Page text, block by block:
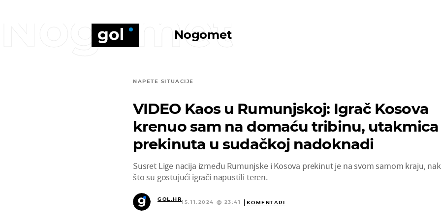
Nogomet
Nogomet
NAPETE SITUACIJE
VIDEO Kaos u Rumunjskoj: Igrač Kosova
krenuo sam na domaću tribinu, utakmica
prekinuta u sudačkoj nadoknadi
Susret Lige nacija između Rumunjske i Kosova prekinut je na svom samom kraju,
što su gostujući igrači napustili teren.
GOL.HR
15.11.2024 @ 23:41 KOMENTARI